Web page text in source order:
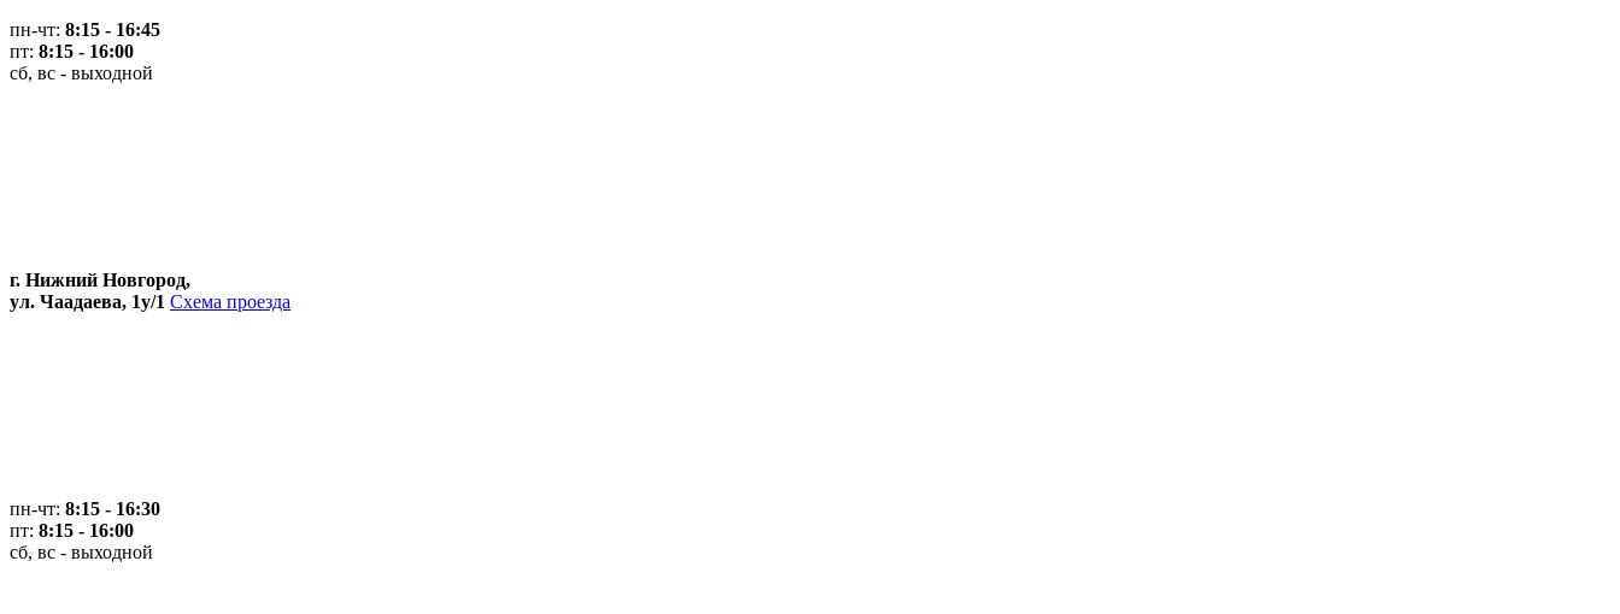
пн-чт: 8:15 - 16:45
пт: 8:15 - 16:00
сб, вс - выходной
г. Нижний Новгород,
ул. Чаадаева, 1у/1 Схема проезда
пн-чт: 8:15 - 16:30
пт: 8:15 - 16:00
сб, вс - выходной